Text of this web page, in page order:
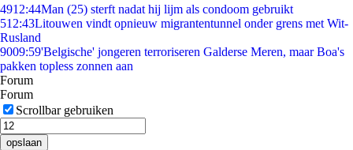
4912:44Man (25) sterft nadat hij lijm als condoom gebruikt
512:43Litouwen vindt opnieuw migrantentunnel onder grens met Wit-
Rusland
9009:59'Belgische' jongeren terroriseren Galderse Meren, maar Boa's
pakken topless zonnen aan
Forum
Forum
Scrollbar gebruiken
opslaan